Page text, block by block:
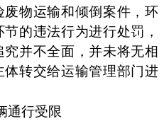
物运输和倾倒案件，环
的违法行为进行处罚，
并不全面，并未将无相
转交给运输管理部门进
通行受限